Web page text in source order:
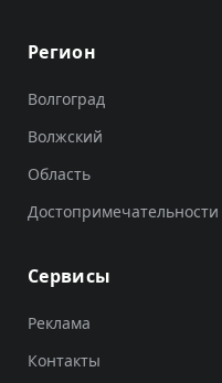
Регион
Волгоград
Волжский
Область
Достопримечательности
Сервисы
Реклама
Контакты